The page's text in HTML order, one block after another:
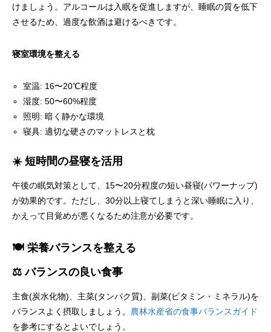
けましょう。アルコールは入眠を促進しますが、睡眠の質を低下
させるため、過度な飲酒は避けるべきです。
寝室環境を整える
室温: 16〜20℃程度
湿度: 50〜60%程度
照明: 暗く静かな環境
寝具: 適切な硬さのマットレスと枕
☀️ 短時間の昼寝を活用
午後の眠気対策として、15〜20分程度の短い昼寝(パワーナップ)
が効果的です。ただし、30分以上寝てしまうと深い睡眠に入り、
かえって目覚めが悪くなるため注意が必要です。
🍽️ 栄養バランスを整える
⚖️ バランスの良い食事
主食(炭水化物)、主菜(タンパク質)、副菜(ビタミン・ミネラル)を
バランスよく摂取しましょう。 農林水産省の食事バランスガイド
を参考にするとよいでしょう。